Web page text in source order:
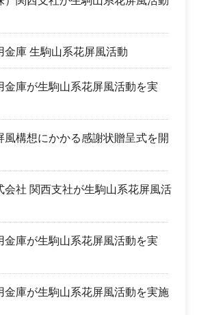
金庫 生駒山系花屏風活動
金庫が生駒山系花屏風活動を実
風構想にかかる感謝状贈呈式を開
会社 関西支社が生駒山系花屏風活
金庫が生駒山系花屏風活動を実
金庫が生駒山系花屏風活動を実施